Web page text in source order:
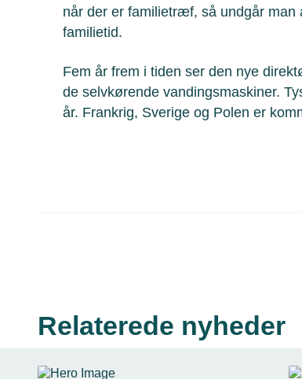
når der er familietræf, så undgår man
familietid.
Fem år frem i tiden ser den nye
de selvkørende vandingsmaskiner.
år. Frankrig, Sverige og Polen er
Relaterede nyheder